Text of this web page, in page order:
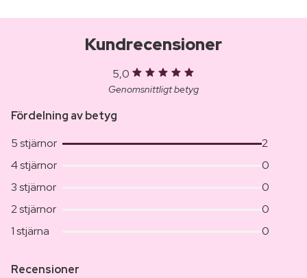
Kundrecensioner
5,0
Genomsnittligt betyg
Fördelning av betyg
5 stjärnor
2
4 stjärnor
0
3 stjärnor
0
2 stjärnor
0
1 stjärna
0
Recensioner